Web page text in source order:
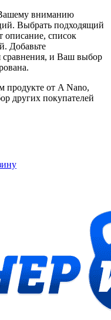
вниманию
Выбрать подходящий
описание, список
Добавьте
сравнения, и Ваш выбор
продукте от A Nano,
других покупателей